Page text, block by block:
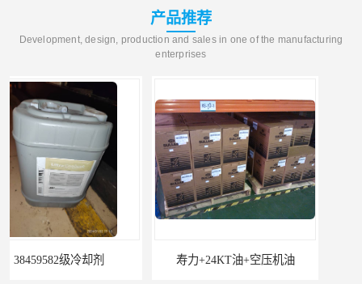
产品推荐
Development, design, production and sales in one of the manufacturing
enterprises
寿力+24KT油+空压机油 离心式空压机转子组